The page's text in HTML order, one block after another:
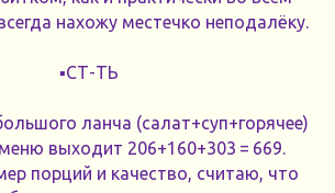
нахожу местечко неподалёку.
▪️СТ-ТЬ
ланча (салат+суп+горячее)
выходит 206+160+303 = 669.
порций и качество, считаю, что